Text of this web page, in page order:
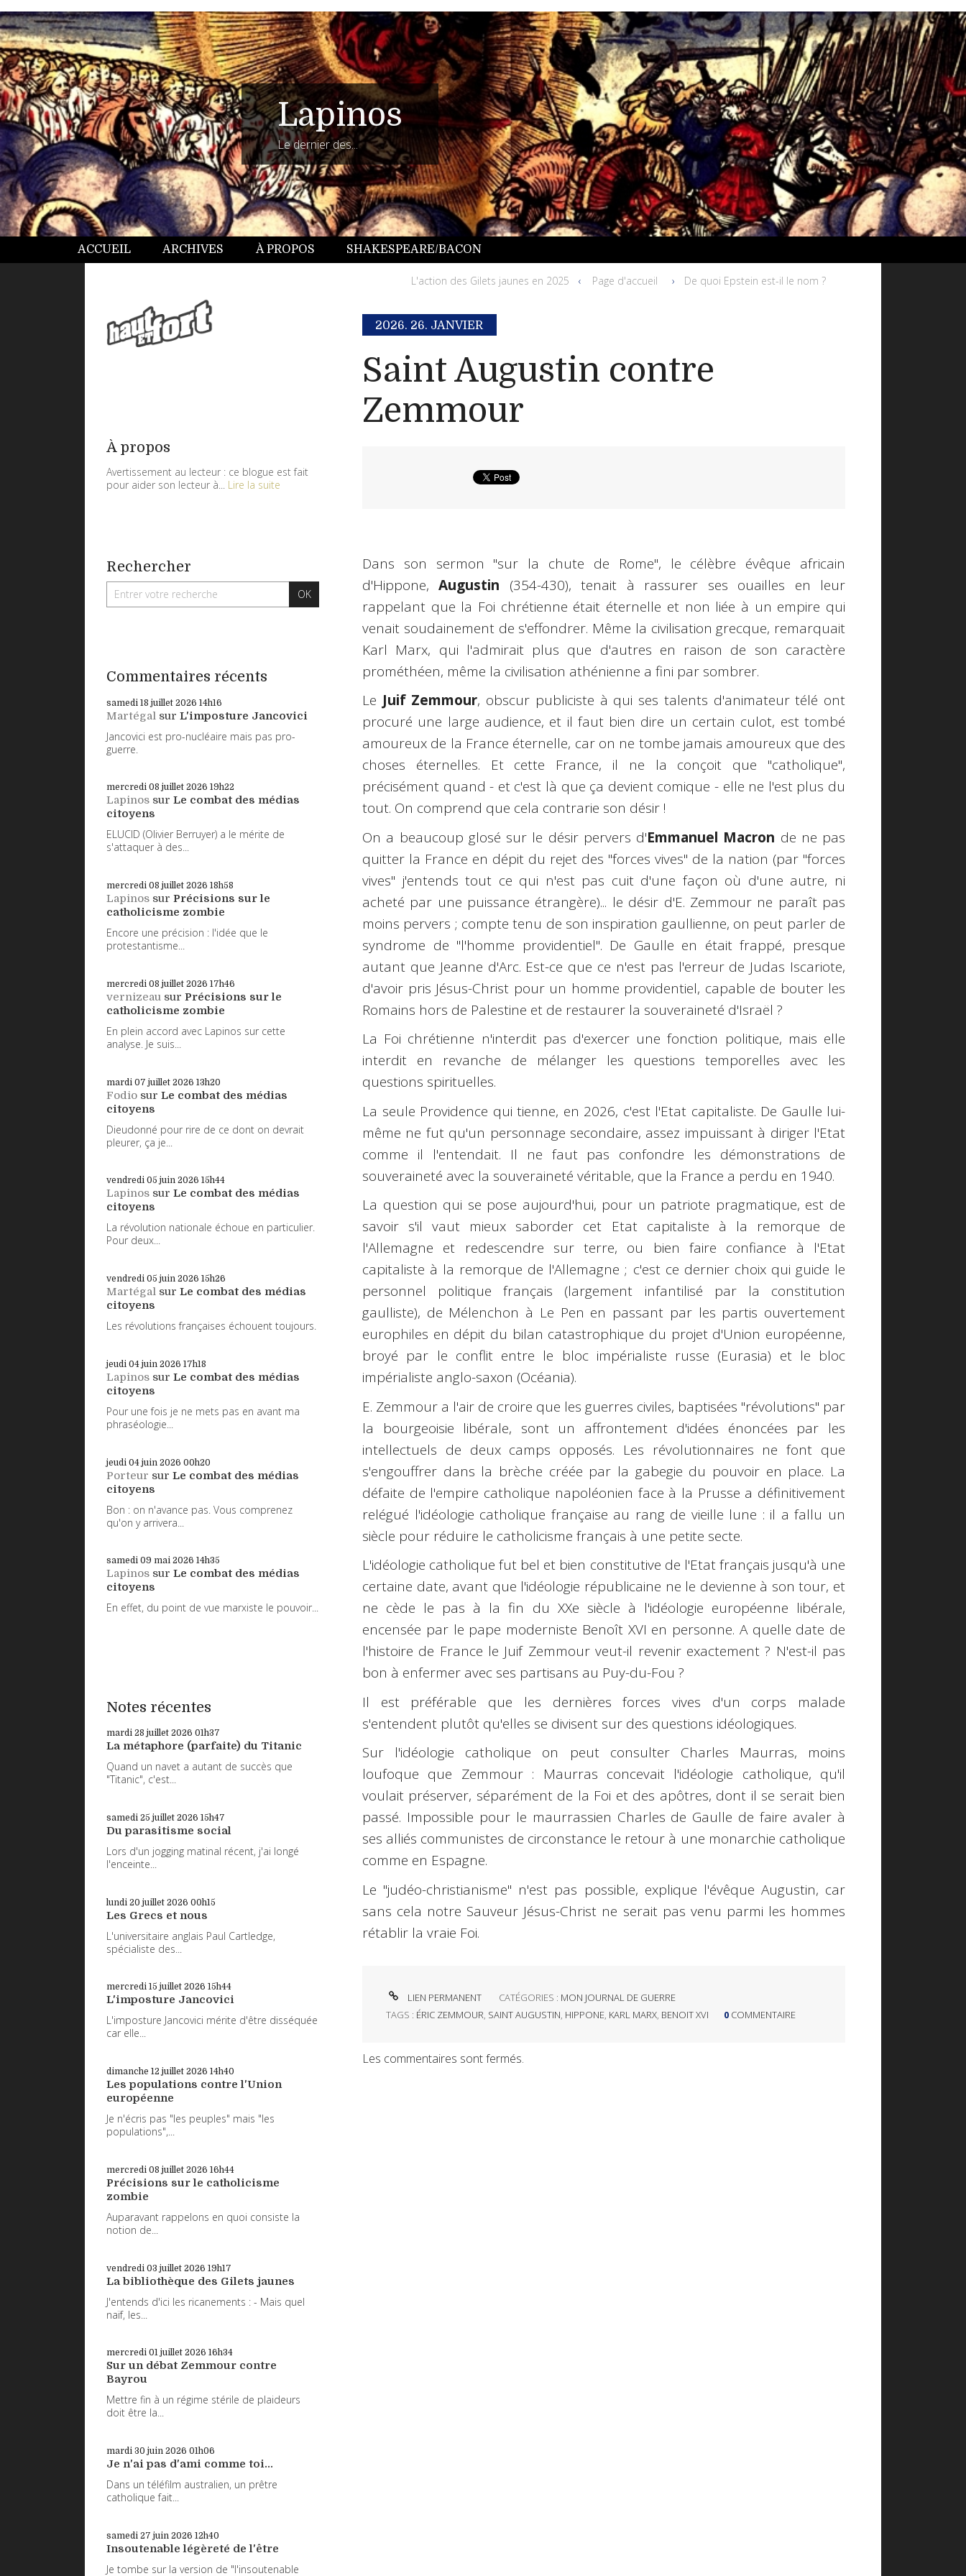
Lapinos
Le dernier des...
ACCUEIL ARCHIVES À PROPOS SHAKESPEARE/BACON
À propos
Avertissement au lecteur : ce blogue est fait
pour aider son lecteur à... Lire la suite
Rechercher
Commentaires récents
samedi 18 juillet 2026 14h16
Martégal sur L'imposture Jancovici
Jancovici est pro-nucléaire mais pas pro-
guerre.
mercredi 08 juillet 2026 19h22
Lapinos sur Le combat des médias
citoyens
ELUCID (Olivier Berruyer) a le mérite de
s'attaquer à des...
mercredi 08 juillet 2026 18h58
Lapinos sur Précisions sur le
catholicisme zombie
Encore une précision : l'idée que le
protestantisme...
mercredi 08 juillet 2026 17h46
vernizeau sur Précisions sur le
catholicisme zombie
En plein accord avec Lapinos sur cette
analyse. Je suis...
mardi 07 juillet 2026 13h20
Fodio sur Le combat des médias
citoyens
Dieudonné pour rire de ce dont on devrait
pleurer, ça je...
vendredi 05 juin 2026 15h44
Lapinos sur Le combat des médias
citoyens
La révolution nationale échoue en particulier.
Pour deux...
vendredi 05 juin 2026 15h26
Martégal sur Le combat des médias
citoyens
Les révolutions françaises échouent toujours.
jeudi 04 juin 2026 17h18
Lapinos sur Le combat des médias
citoyens
Pour une fois je ne mets pas en avant ma
phraséologie...
jeudi 04 juin 2026 00h20
Porteur sur Le combat des médias
citoyens
Bon : on n'avance pas. Vous comprenez
qu'on y arrivera...
samedi 09 mai 2026 14h35
Lapinos sur Le combat des médias
citoyens
En effet, du point de vue marxiste le pouvoir...
Notes récentes
mardi 28 juillet 2026 01h37
La métaphore (parfaite) du Titanic
Quand un navet a autant de succès que
"Titanic", c'est...
samedi 25 juillet 2026 15h47
Du parasitisme social
Lors d'un jogging matinal récent, j'ai longé
l'enceinte...
lundi 20 juillet 2026 00h15
Les Grecs et nous
L'universitaire anglais Paul Cartledge,
spécialiste des...
mercredi 15 juillet 2026 15h44
L'imposture Jancovici
L'imposture Jancovici mérite d'être disséquée
car elle...
dimanche 12 juillet 2026 14h40
Les populations contre l'Union
européenne
Je n'écris pas "les peuples" mais "les
populations",...
mercredi 08 juillet 2026 16h44
Précisions sur le catholicisme
zombie
Auparavant rappelons en quoi consiste la
notion de...
vendredi 03 juillet 2026 19h17
La bibliothèque des Gilets jaunes
J'entends d'ici les ricanements : - Mais quel
naïf, les...
mercredi 01 juillet 2026 16h34
Sur un débat Zemmour contre
Bayrou
Mettre fin à un régime stérile de plaideurs
doit être la...
mardi 30 juin 2026 01h06
Je n'ai pas d'ami comme toi...
Dans un téléfilm australien, un prêtre
catholique fait...
samedi 27 juin 2026 12h40
Insoutenable légèreté de l'être
Je tombe sur la version de "l'insoutenable
L'action des Gilets jaunes en 2025 Page d'accueil De quoi Epstein est-il le nom ?
2026. 26. JANVIER
Saint Augustin contre
Zemmour
Dans son sermon "sur la chute de Rome", le célèbre évêque africain
d'Hippone,Augustin (354-430), tenait à rassurer ses ouailles en leur
rappelant que la Foi chrétienne était éternelle et non liée à un empire qui
venait soudainement de s'effondrer. Même la civilisation grecque, remarquait
Karl Marx, qui l'admirait plus que d'autres en raison de son caractère
prométhéen, même la civilisation athénienne a fini par sombrer.
Le Juif Zemmour, obscur publiciste à qui ses talents d'animateur télé ont
procuré une large audience, et il faut bien dire un certain culot, est tombé
amoureux de la France éternelle, car on ne tombe jamais amoureux que des
choses éternelles. Et cette France, il ne la conçoit que "catholique",
précisément quand - et c'est là que ça devient comique - elle ne l'est plus du
tout. On comprend que cela contrarie son désir !
On a beaucoup glosé sur le désir pervers d'Emmanuel Macron de ne pas
quitter la France en dépit du rejet des "forces vives" de la nation (par "forces
vives" j'entends tout ce qui n'est pas cuit d'une façon où d'une autre, ni
acheté par une puissance étrangère)... le désir d'E. Zemmour ne paraît pas
moins pervers ; compte tenu de son inspiration gaullienne, on peut parler de
syndrome de "l'homme providentiel". De Gaulle en était frappé, presque
autant que Jeanne d'Arc. Est-ce que ce n'est pas l'erreur de Judas Iscariote,
d'avoir pris Jésus-Christ pour un homme providentiel, capable de bouter les
Romains hors de Palestine et de restaurer la souveraineté d'Israël ?
La Foi chrétienne n'interdit pas d'exercer une fonction politique, mais elle
interdit en revanche de mélanger les questions temporelles avec les
questions spirituelles.
La seule Providence qui tienne, en 2026, c'est l'Etat capitaliste. De Gaulle lui-
même ne fut qu'un personnage secondaire, assez impuissant à diriger l'Etat
comme il l'entendait. Il ne faut pas confondre les démonstrations de
souveraineté avec la souveraineté véritable, que la France a perdu en 1940.
La question qui se pose aujourd'hui, pour un patriote pragmatique, est de
savoir s'il vaut mieux saborder cet Etat capitaliste à la remorque de
l'Allemagne et redescendre sur terre, ou bien faire confiance à l'Etat
capitaliste à la remorque de l'Allemagne ; c'est ce dernier choix qui guide le
personnel politique français (largement infantilisé par la constitution
gaulliste), de Mélenchon à Le Pen en passant par les partis ouvertement
europhiles en dépit du bilan catastrophique du projet d'Union européenne,
broyé par le conflit entre le bloc impérialiste russe (Eurasia) et le bloc
impérialiste anglo-saxon (Océania).
E. Zemmour a l'air de croire que les guerres civiles, baptisées "révolutions" par
la bourgeoisie libérale, sont un affrontement d'idées énoncées par les
intellectuels de deux camps opposés. Les révolutionnaires ne font que
s'engouffrer dans la brèche créée par la gabegie du pouvoir en place. La
défaite de l'empire catholique napoléonien face à la Prusse a définitivement
relégué l'idéologie catholique française au rang de vieille lune : il a fallu un
siècle pour réduire le catholicisme français à une petite secte.
L'idéologie catholique fut bel et bien constitutive de l'Etat français jusqu'à une
certaine date, avant que l'idéologie républicaine ne le devienne à son tour, et
ne cède le pas à la fin du XXe siècle à l'idéologie européenne libérale,
encensée par le pape moderniste Benoît XVI en personne. A quelle date de
l'histoire de France le Juif Zemmour veut-il revenir exactement ? N'est-il pas
bon à enfermer avec ses partisans au Puy-du-Fou ?
Il est préférable que les dernières forces vives d'un corps malade
s'entendent plutôt qu'elles se divisent sur des questions idéologiques.
Sur l'idéologie catholique on peut consulter Charles Maurras, moins
loufoque que Zemmour : Maurras concevait l'idéologie catholique, qu'il
voulait préserver, séparément de la Foi et des apôtres, dont il se serait bien
passé. Impossible pour le maurrassien Charles de Gaulle de faire avaler à
ses alliés communistes de circonstance le retour à une monarchie catholique
comme en Espagne.
Le "judéo-christianisme" n'est pas possible, explique l'évêque Augustin, car
sans cela notre Sauveur Jésus-Christ ne serait pas venu parmi les hommes
rétablir la vraie Foi.
LIEN PERMANENT CATÉGORIES : MON JOURNAL DE GUERRE
TAGS : ÉRIC ZEMMOUR, SAINT AUGUSTIN, HIPPONE, KARL MARX, BENOIT XVI 0 COMMENTAIRE
Les commentaires sont fermés.